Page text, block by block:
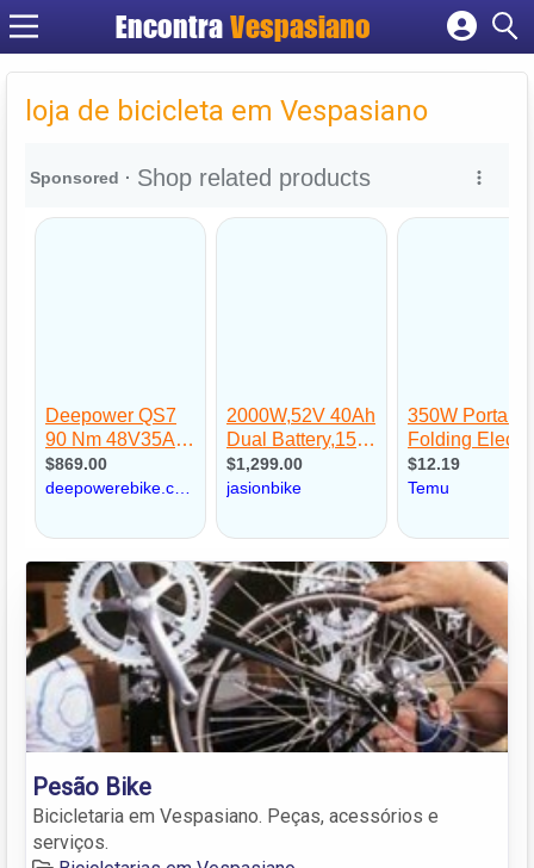
Encontra Vespasiano
Cadastrar empresa
Criar conta
loja de bicicleta em Vespasiano
Pesão Bike
Bicicletaria em Vespasiano. Peças, acessórios e
serviços.